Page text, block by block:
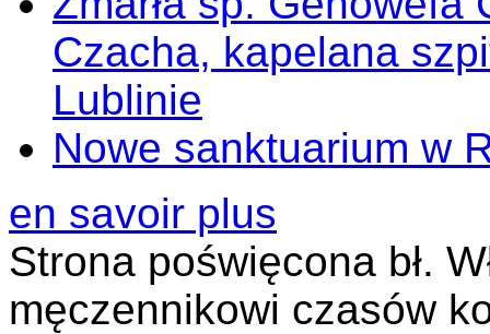
Czacha, kapelana
Lublinie
Nowe sanktuarium w
en savoir plus
Strona poświęcona bł.
męczennikowi czasów